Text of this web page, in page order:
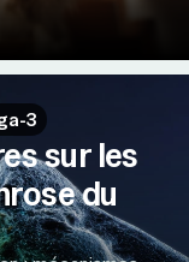
3
sur les
du